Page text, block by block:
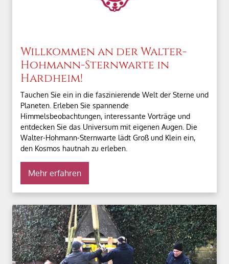
Willkommen an der Walter-
Hohmann-Sternwarte in
Hardheim!
Tauchen Sie ein in die faszinierende Welt der Sterne und
Planeten. Erleben Sie spannende
Himmelsbeobachtungen, interessante Vorträge und
entdecken Sie das Universum mit eigenen Augen. Die
Walter-Hohmann-Sternwarte lädt Groß und Klein ein,
den Kosmos hautnah zu erleben.
Mehr erfahren